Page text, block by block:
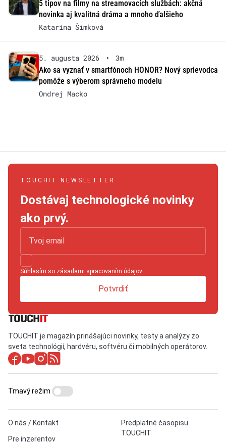
5 tipov na filmy na streamovacích službách: akčná
novinka aj kvalitná dráma a mnoho ďalšieho
Katarína Šimková
5. augusta 2026 •
3m
Ako sa vyznať v smartfónoch HONOR? Nový sprievodca
pomôže s výberom správneho modelu
Ondrej Macko
TOUCHIT NEWSLETTER
Dostávaj technologické novinky
ako prvý.
Súhlasím so zásadami spracovaním údajov.
Potvrdiť
TOUCHIT je magazín prinášajúci novinky, testy a analýzy zo
sveta technológií, hardvéru, softvéru či mobilných operátorov.
O nás / Kontakt
Pre inzerentov
Predplatné časopisu
TOUCHIT
Tmavý režim